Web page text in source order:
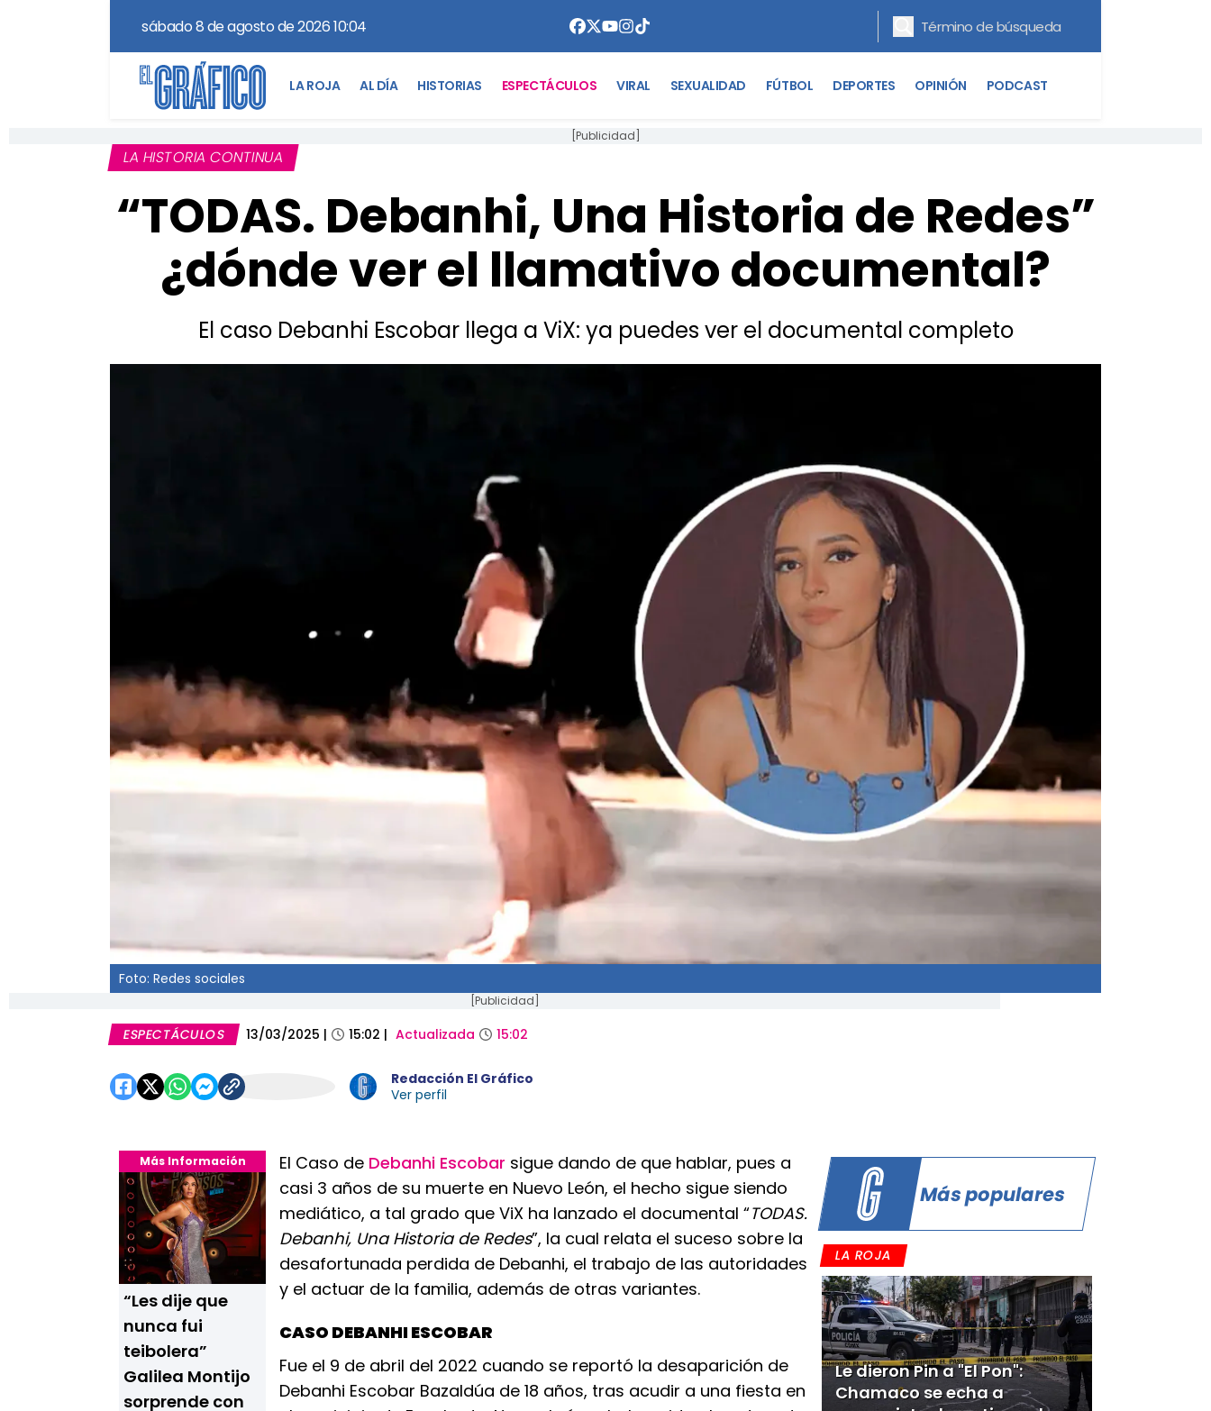
sábado 8 de agosto de 2026 10:04
LA ROJA AL DÍA HISTORIAS ESPECTÁCULOS VIRAL SEXUALIDAD FÚTBOL DEPORTES OPINIÓN PODCAST
[Publicidad]
LA HISTORIA CONTINUA
“TODAS. Debanhi, Una Historia de Redes”
¿dónde ver el llamativo documental?
El caso Debanhi Escobar llega a ViX: ya puedes ver el documental completo
Foto: Redes sociales
[Publicidad]
ESPECTÁCULOS 13/03/2025 | 15:02 | Actualizada 15:02
Redacción El Gráfico
Ver perfil
Más Información
“Les dije que
nunca fui
teibolera”
Galilea Montijo
sorprende con
El Caso de Debanhi Escobar sigue dando de que hablar, pues a
casi 3 años de su muerte en Nuevo León, el hecho sigue siendo
mediático, a tal grado que ViX ha lanzado el documental “TODAS.
Debanhi, Una Historia de Redes”, la cual relata el suceso sobre la
desafortunada perdida de Debanhi, el trabajo de las autoridades
y el actuar de la familia, además de otras variantes.
CASO DEBANHI ESCOBAR
Fue el 9 de abril del 2022 cuando se reportó la desaparición de
Debanhi Escobar Bazaldúa de 18 años, tras acudir a una fiesta en
Más populares
LA ROJA
Le dieron Pin a "El Pon":
Chamaco se echa a